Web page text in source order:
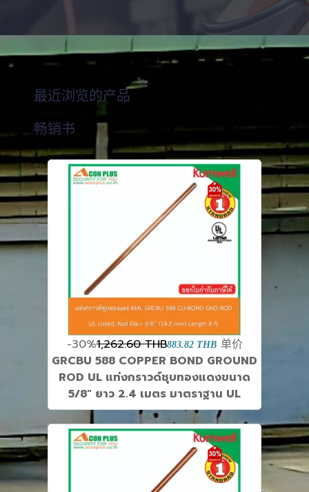
最近浏览的产品
畅销书
-30%1,262.60 THB883.82 THB 单价
GRCBU 588 COPPER BOND GROUND
ROD UL แท่งกราวด์ชุบทองแดงขนาด
5/8" ยาว 2.4 เมตร มาตราฐาน UL